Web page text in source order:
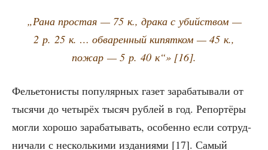
„Рана про­стая — 75 к., дра­ка с убий­ством —
2 р. 25 к. … обва­рен­ный кипят­ком — 45 к.,
пожар — 5 р. 40 к“» [16].
Фелье­то­ни­сты попу­ляр­ных газет зара­ба­ты­ва­ли от
тыся­чи до четы­рёх тысяч руб­лей в год. Репор­тё­ры
мог­ли хоро­шо зара­ба­ты­вать, осо­бен­но если сотруд­
ни­ча­ли с несколь­ки­ми изда­ни­я­ми [17]. Самый